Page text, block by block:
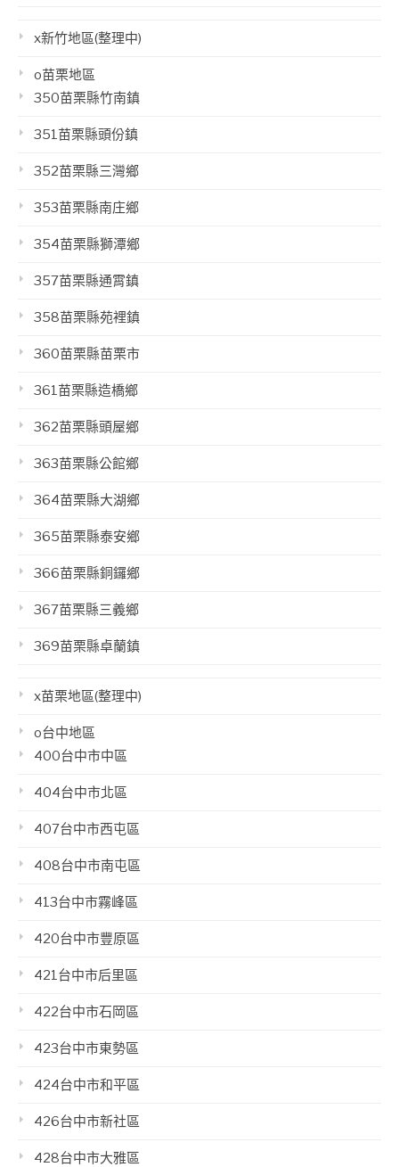
x新竹地區(整理中)
o苗栗地區
350苗栗縣竹南鎮
351苗栗縣頭份鎮
352苗栗縣三灣鄉
353苗栗縣南庄鄉
354苗栗縣獅潭鄉
357苗栗縣通霄鎮
358苗栗縣苑裡鎮
360苗栗縣苗栗市
361苗栗縣造橋鄉
362苗栗縣頭屋鄉
363苗栗縣公館鄉
364苗栗縣大湖鄉
365苗栗縣泰安鄉
366苗栗縣銅鑼鄉
367苗栗縣三義鄉
369苗栗縣卓蘭鎮
x苗栗地區(整理中)
o台中地區
400台中市中區
404台中市北區
407台中市西屯區
408台中市南屯區
413台中市霧峰區
420台中市豐原區
421台中市后里區
422台中市石岡區
423台中市東勢區
424台中市和平區
426台中市新社區
428台中市大雅區